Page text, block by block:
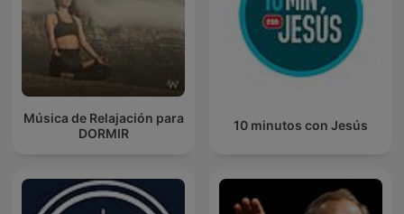
Música de Relajación para
DORMIR
10 minutos con Jesús